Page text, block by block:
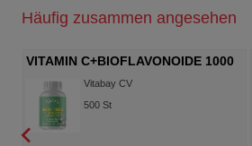
Häufig zusammen angesehen
VITAMIN C+BIOFLAVONOIDE 1000
mg vegan hochdosiert
Vitabay CV
500St